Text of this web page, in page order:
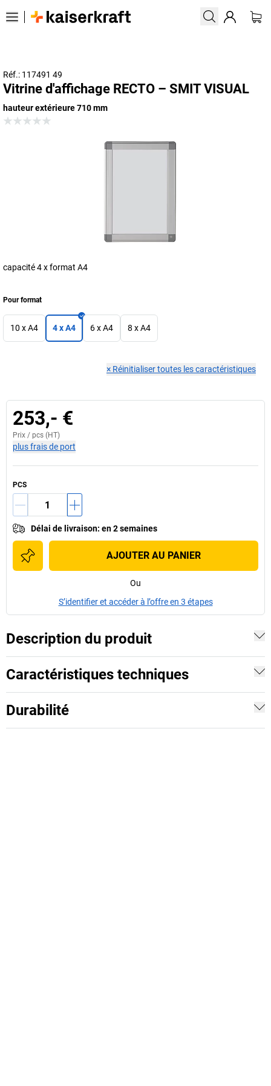
Réf.: 117491 49
Vitrine d'affichage RECTO – SMIT VISUAL
hauteur extérieure 710 mm
capacité 4 x format A4
Pour format
10 x A4 4 x A4 6 x A4 8 x A4
× Réinitialiser toutes les caractéristiques
253,- €
Prix / pcs (HT)
plus frais de port
PCS
Délai de livraison: en 2 semaines
AJOUTER AU PANIER
Ou
S’identifier et accéder à l’offre en 3 étapes
Description du produit
Caractéristiques techniques
Durabilité